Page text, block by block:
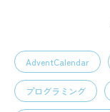
AdventCalendar
プログラミング